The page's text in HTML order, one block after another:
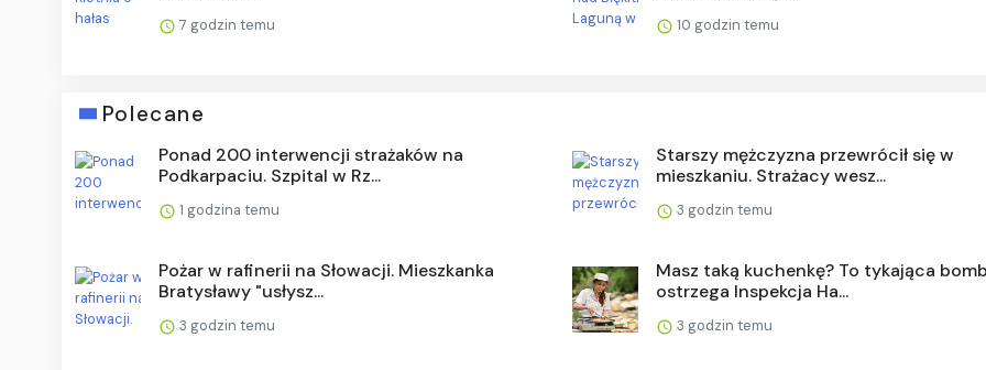
7 godzin temu 10 godzin temu
Polecane
Ponad 200 interwencji strażaków na
Podkarpaciu. Szpital w Rz...
1 godzina temu
Starszy mężczyzna przewrócił się w
mieszkaniu. Strażacy wesz...
3 godzin temu
Pożar w rafinerii na Słowacji. Mieszkanka
Bratysławy "usłysz...
3 godzin temu
Masz taką kuchenkę? To tykająca
ostrzega Inspekcja Ha...
3 godzin temu